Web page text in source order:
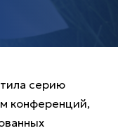
серию
конференций,